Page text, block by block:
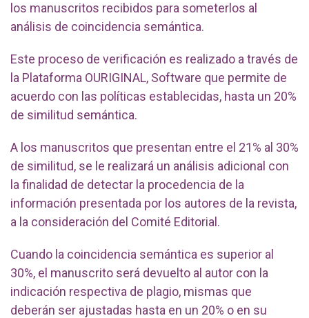
los manuscritos recibidos para someterlos al
análisis de coincidencia semántica.
Este proceso de verificación es realizado a través de
la Plataforma OURIGINAL, Software que permite de
acuerdo con las políticas establecidas, hasta un 20%
de similitud semántica.
A los manuscritos que presentan entre el 21% al 30%
de similitud, se le realizará un análisis adicional con
la finalidad de detectar la procedencia de la
información presentada por los autores de la revista,
a la consideración del Comité Editorial.
Cuando la coincidencia semántica es superior al
30%, el manuscrito será devuelto al autor con la
indicación respectiva de plagio, mismas que
deberán ser ajustadas hasta en un 20% o en su